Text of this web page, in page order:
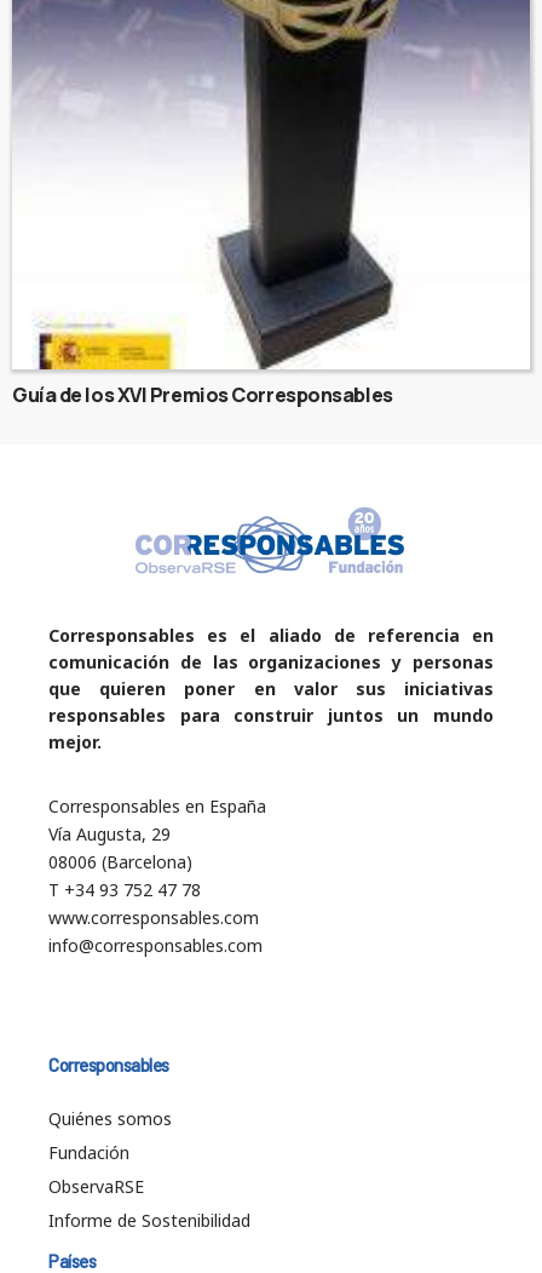
Guía de los XVI Premios Corresponsables
Corresponsables es el aliado de referencia en
comunicación de las organizaciones y personas
que quieren poner en valor sus iniciativas
responsables para construir juntos un mundo
mejor.
Corresponsables en España
Vía Augusta, 29
08006 (Barcelona)
T +34 93 752 47 78
www.corresponsables.com
info@corresponsables.com
Corresponsables
Quiénes somos
Fundación
ObservaRSE
Informe de Sostenibilidad
Países